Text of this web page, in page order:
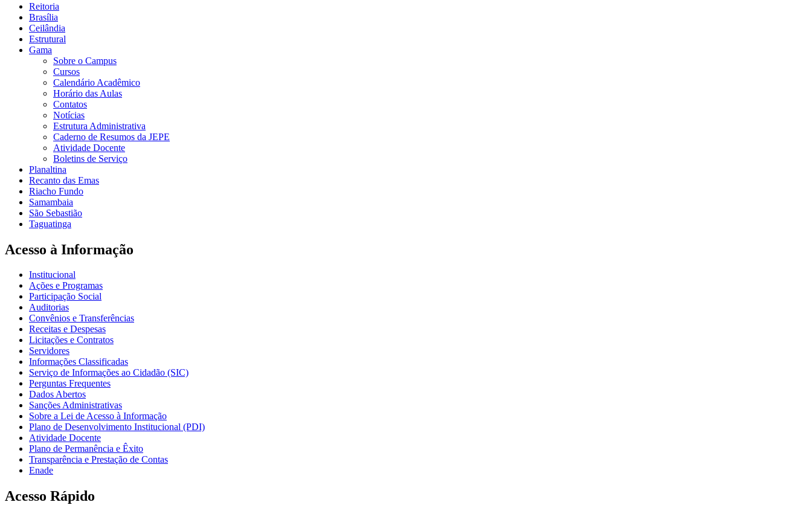
Reitoria
Brasília
Ceilândia
Estrutural
Gama
Sobre o Campus
Cursos
Calendário Acadêmico
Horário das Aulas
Contatos
Notícias
Estrutura Administrativa
Caderno de Resumos da JEPE
Atividade Docente
Boletins de Serviço
Planaltina
Recanto das Emas
Riacho Fundo
Samambaia
São Sebastião
Taguatinga
Acesso à Informação
Institucional
Ações e Programas
Participação Social
Auditorias
Convênios e Transferências
Receitas e Despesas
Licitações e Contratos
Servidores
Informações Classificadas
Serviço de Informações ao Cidadão (SIC)
Perguntas Frequentes
Dados Abertos
Sanções Administrativas
Sobre a Lei de Acesso à Informação
Plano de Desenvolvimento Institucional (PDI)
Atividade Docente
Plano de Permanência e Êxito
Transparência e Prestação de Contas
Enade
Acesso Rápido